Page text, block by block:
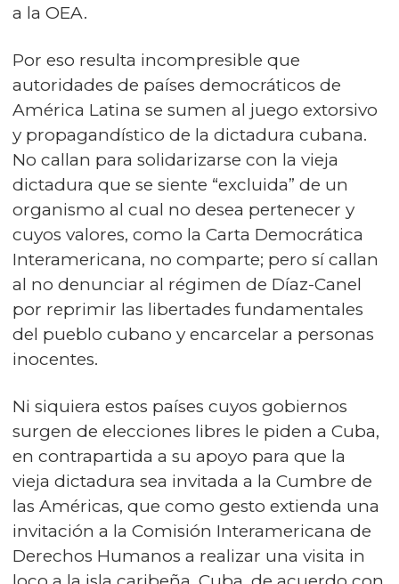
a la OEA.
Por eso resulta incompresible que
autoridades de países democráticos de
América Latina se sumen al juego extorsivo
y propagandístico de la dictadura cubana.
No callan para solidarizarse con la vieja
dictadura que se siente “excluida” de un
organismo al cual no desea pertenecer y
cuyos valores, como la Carta Democrática
Interamericana, no comparte; pero sí callan
al no denunciar al régimen de Díaz-Canel
por reprimir las libertades fundamentales
del pueblo cubano y encarcelar a personas
inocentes.
Ni siquiera estos países cuyos gobiernos
surgen de elecciones libres le piden a Cuba,
en contrapartida a su apoyo para que la
vieja dictadura sea invitada a la Cumbre de
las Américas, que como gesto extienda una
invitación a la Comisión Interamericana de
Derechos Humanos a realizar una visita in